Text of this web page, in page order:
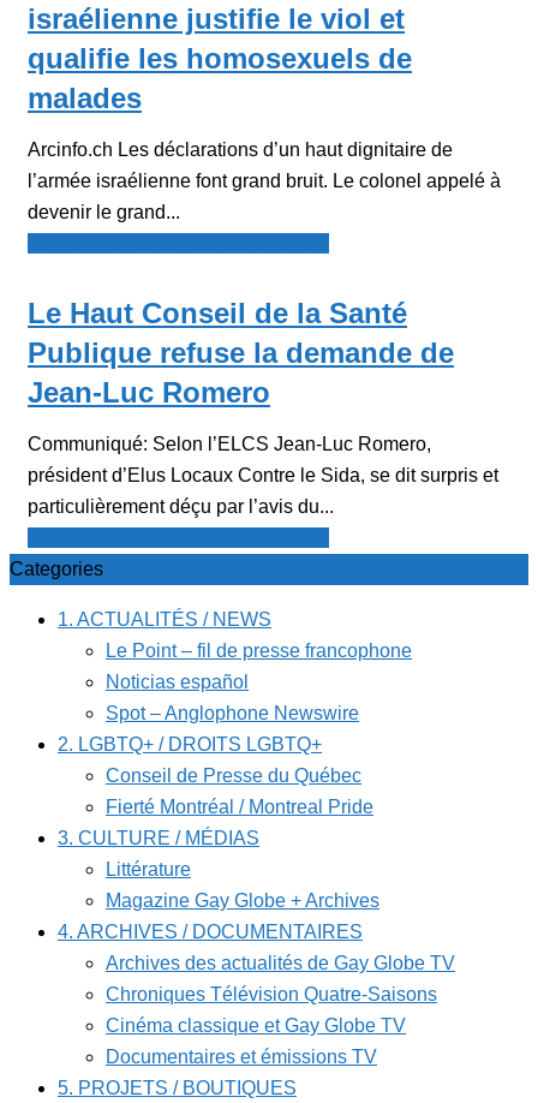
israélienne justifie le viol et
qualifie les homosexuels de
malades
Arcinfo.ch Les déclarations d’un haut dignitaire de
l’armée israélienne font grand bruit. Le colonel appelé à
devenir le grand...
Le Haut Conseil de la Santé
Publique refuse la demande de
Jean-Luc Romero
Communiqué: Selon l’ELCS Jean-Luc Romero,
président d’Elus Locaux Contre le Sida, se dit surpris et
particulièrement déçu par l’avis du...
Categories
1. ACTUALITÉS / NEWS
Le Point – fil de presse francophone
Noticias español
Spot – Anglophone Newswire
2. LGBTQ+ / DROITS LGBTQ+
Conseil de Presse du Québec
Fierté Montréal / Montreal Pride
3. CULTURE / MÉDIAS
Littérature
Magazine Gay Globe + Archives
4. ARCHIVES / DOCUMENTAIRES
Archives des actualités de Gay Globe TV
Chroniques Télévision Quatre-Saisons
Cinéma classique et Gay Globe TV
Documentaires et émissions TV
5. PROJETS / BOUTIQUES